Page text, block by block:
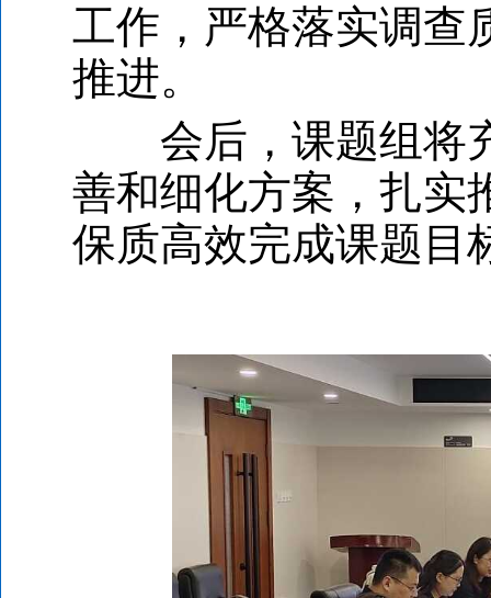
工作，严格落实调查
推进。
会后，课题组将充
善和细化方案，扎实
保质高效完成课题目